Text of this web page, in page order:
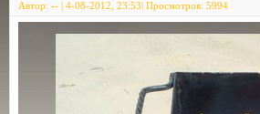
Автор: -- | 4-08-2012, 23:53| Просмотров: 5994